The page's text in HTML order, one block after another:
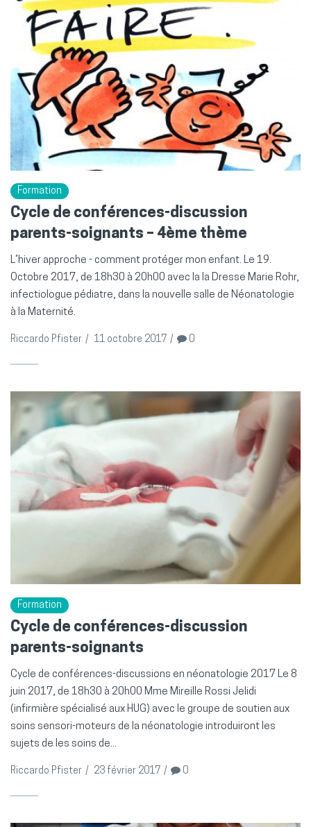
Formation
Cycle de conférences-discussion
parents-soignants – 4ème thème
L’hiver approche - comment protéger mon enfant. Le 19.
Octobre 2017, de 18h30 à 20h00 avec la la Dresse Marie Rohr,
infectiologue pédiatre, dans la nouvelle salle de Néonatologie
à la Maternité.
Riccardo Pfister / 11 octobre 2017 / 0
Formation
Cycle de conférences-discussion
parents-soignants
Cycle de conférences-discussions en néonatologie 2017 Le 8
juin 2017, de 18h30 à 20h00 Mme Mireille Rossi Jelidi
(infirmière spécialisé aux HUG) avec le groupe de soutien aux
soins sensori-moteurs de la néonatologie introduiront les
sujets de les soins de...
Riccardo Pfister / 23 février 2017 / 0